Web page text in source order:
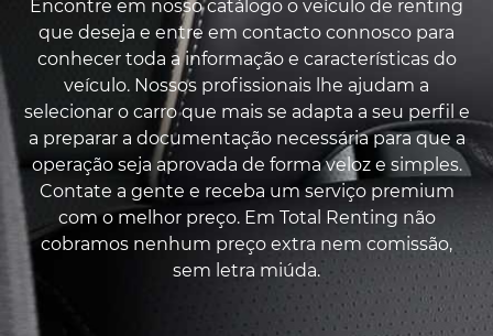
Encontre em nosso catálogo o veículo de renting
que deseja e entre em contacto connosco para
conhecer toda a informação e características do
veículo. Nossos profissionais lhe ajudam a
selecionar o carro que mais se adapta a seu perfil e
a preparar a documentação necessária para que a
operação seja aprovada de forma veloz e simples.
Contate a gente e receba um serviço premium
com o melhor preço. Em Total Renting não
cobramos nenhum preço extra nem comissão,
sem letra miúda.